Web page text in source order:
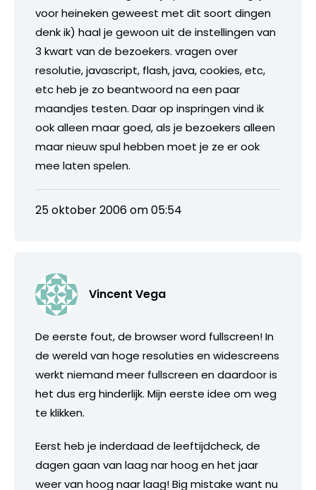
voor heineken geweest met dit soort dingen
denk ik) haal je gewoon uit de instellingen van
3 kwart van de bezoekers. vragen over
resolutie, javascript, flash, java, cookies, etc,
etc heb je zo beantwoord na een paar
maandjes testen. Daar op inspringen vind ik
ook alleen maar goed, als je bezoekers alleen
maar nieuw spul hebben moet je ze er ook
mee laten spelen.
25 oktober 2006 om 05:54
Vincent Vega
De eerste fout, de browser word fullscreen! In
de wereld van hoge resoluties en widescreens
werkt niemand meer fullscreen en daardoor is
het dus erg hinderlijk. Mijn eerste idee om weg
te klikken.
Eerst heb je inderdaad de leeftijdcheck, de
dagen gaan van laag nar hoog en het jaar
weer van hoog naar laag! Big mistake want nu